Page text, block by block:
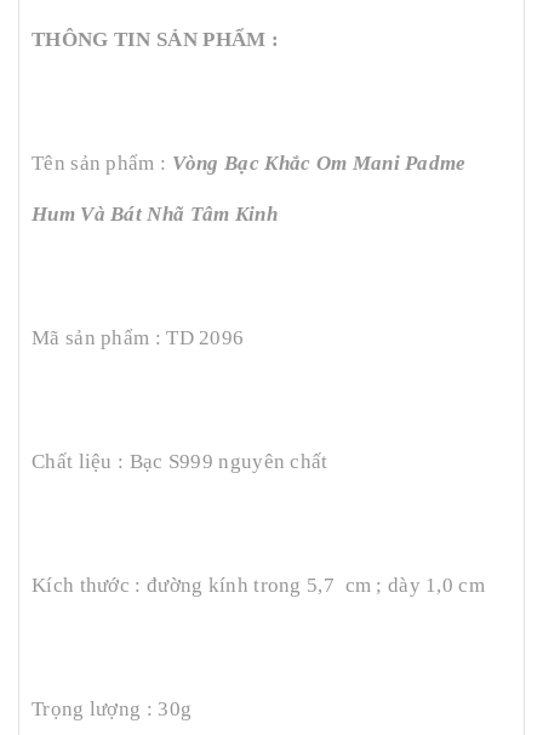
THÔNG TIN SẢN PHẨM :
Tên sản phẩm : Vòng Bạc Khắc Om Mani Padme
Hum Và Bát Nhã Tâm Kinh
Mã sản phẩm : TD 2096
Chất liệu : Bạc S999 nguyên chất
Kích thước : đường kính trong 5,7 cm ; dày 1,0 cm
Trọng lượng : 30g